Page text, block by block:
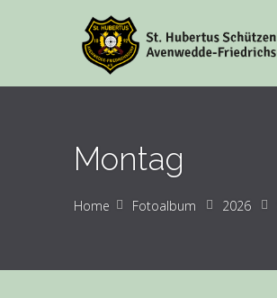
Montag
Home Fotoalbum 2026